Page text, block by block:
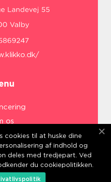
os
os
cookies til at huske dine
af indhold og
deles med tredjepart. Ved
du cookiepolitikken.